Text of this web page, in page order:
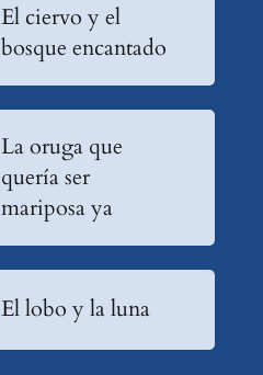
El ciervo y el
bosque encantado
La oruga que
quería ser
mariposa ya
El lobo y la luna